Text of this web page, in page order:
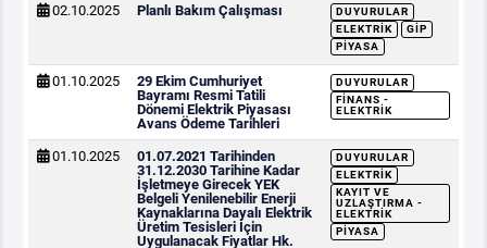
02.10.2025 Planlı Bakım Çalışması
DUYURULAR
ELEKTRIK
GİP
PIYASA
01.10.2025
29 Ekim Cumhuriyet
Bayramı Resmi Tatili
Dönemi Elektrik Piyasası
Avans Ödeme Tarihleri
DUYURULAR
FINANS -
ELEKTRIK
01.10.2025
01.07.2021 Tarihinden
31.12.2030 Tarihine Kadar
İşletmeye Girecek YEK
Belgeli Yenilenebilir Enerji
Kaynaklarına Dayalı Elektrik
Üretim Tesisleri İçin
Uygulanacak Fiyatlar Hk.
DUYURULAR
ELEKTRIK
KAYIT VE
UZLAŞTIRMA -
ELEKTRIK
PIYASA